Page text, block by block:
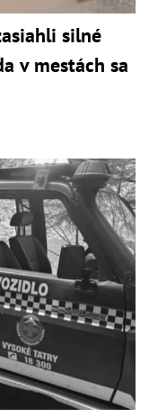
silné
v mestách sa